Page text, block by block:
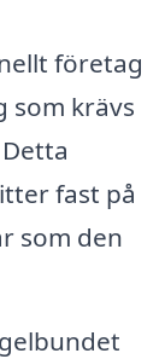
företag
som krävs
fast på
som den